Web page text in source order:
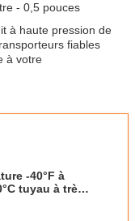
- 0,5 pouces
à haute pression de
fiables
à votre
-40°F à
tuyau à très